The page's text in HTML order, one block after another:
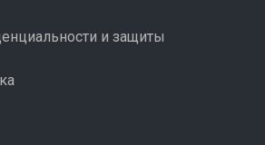
и защиты